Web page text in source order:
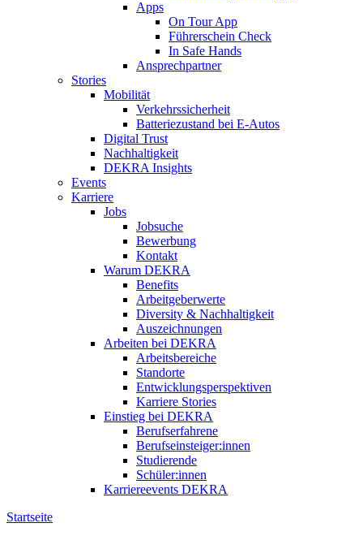
Apps
On Tour App
Führerschein Check
In Safe Hands
Ansprechpartner
Stories
Mobilität
Verkehrssicherheit
Batteriezustand bei E-Autos
Digital Trust
Nachhaltigkeit
DEKRA Insights
Events
Karriere
Jobs
Jobsuche
Bewerbung
Kontakt
Warum DEKRA
Benefits
Arbeitgeberwerte
Diversity & Nachhaltigkeit
Auszeichnungen
Arbeiten bei DEKRA
Arbeitsbereiche
Standorte
Entwicklungsperspektiven
Karriere Stories
Einstieg bei DEKRA
Berufserfahrene
Berufseinsteiger:innen
Studierende
Schüler:innen
Karriereevents DEKRA
Startseite